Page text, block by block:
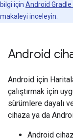
bilgi için Android
makaleyi inceleyin.
Android
Android için
çalıştırmak için
sürümlere dayalı
cihaza ya da
Android